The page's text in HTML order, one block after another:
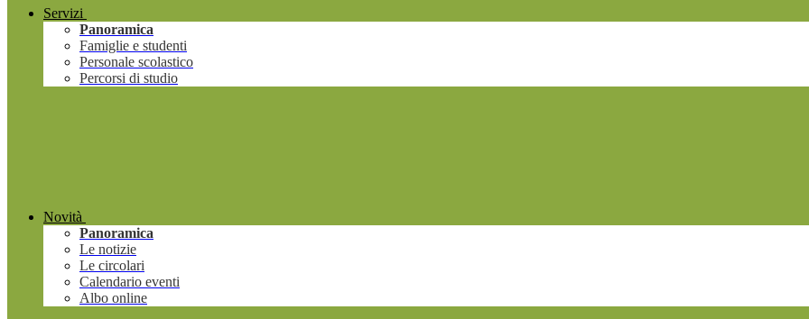
Servizi
Panoramica
Famiglie e studenti
Personale scolastico
Percorsi di studio
Novità
Panoramica
Le notizie
Le circolari
Calendario eventi
Albo online